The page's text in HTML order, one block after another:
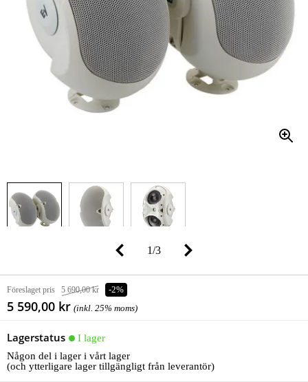
1/3
Föreslaget pris 5 690,00 kr -2%
5 590,00 kr (inkl. 25% moms)
Lagerstatus
I lager
Någon del i lager i vårt lager
(och ytterligare lager tillgängligt från leverantör)